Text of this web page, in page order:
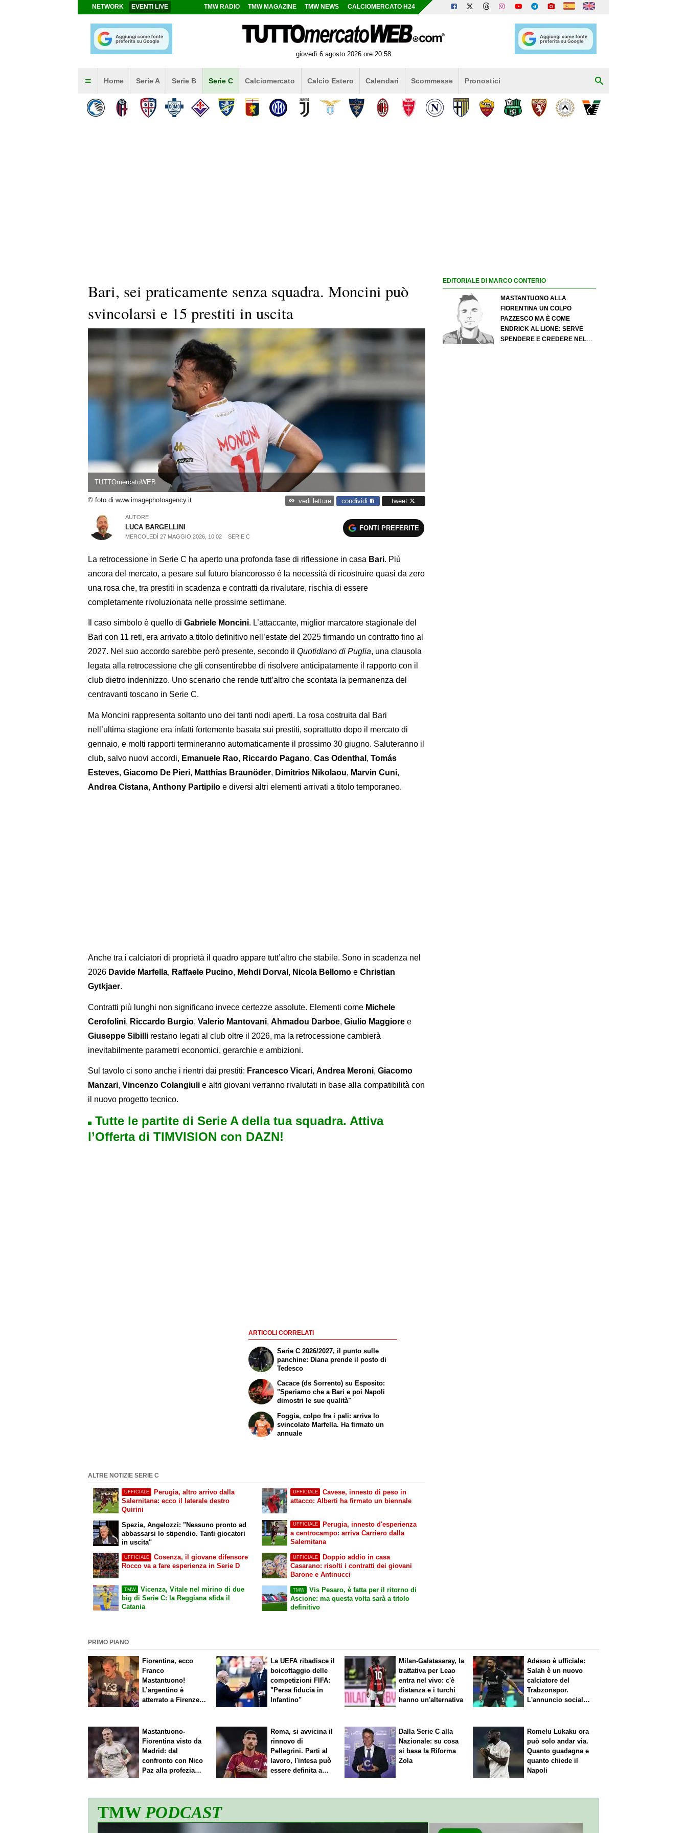
NETWORK EVENTI LIVE TMW RADIO TMW MAGAZINE TMW NEWS CALCIOMERCATO H24
giovedì 6 agosto 2026 ore 20:58
Home Serie A Serie B Serie C Calciomercato Calcio Estero Calendari Scommesse Pronostici
Bari, sei praticamente senza squadra. Moncini può
svincolarsi e 15 prestiti in uscita
TUTTOmercatoWEB
© foto di www.imagephotoagency.it vedi letture condividi tweet
AUTORE
LUCA BARGELLINI
MERCOLEDÌ 27 MAGGIO 2026, 10:02 SERIE C
FONTI PREFERITE
La retrocessione in Serie C ha aperto una profonda fase di riflessione in casa Bari. Più
ancora del mercato, a pesare sul futuro biancorosso è la necessità di ricostruire quasi da zero
una rosa che, tra prestiti in scadenza e contratti da rivalutare, rischia di essere
completamente rivoluzionata nelle prossime settimane.
Il caso simbolo è quello di Gabriele Moncini. L’attaccante, miglior marcatore stagionale del
Bari con 11 reti, era arrivato a titolo definitivo nell’estate del 2025 firmando un contratto fino al
2027. Nel suo accordo sarebbe però presente, secondo il Quotidiano di Puglia, una clausola
legata alla retrocessione che gli consentirebbe di risolvere anticipatamente il rapporto con il
club dietro indennizzo. Uno scenario che rende tutt’altro che scontata la permanenza del
centravanti toscano in Serie C.
Ma Moncini rappresenta soltanto uno dei tanti nodi aperti. La rosa costruita dal Bari
nell’ultima stagione era infatti fortemente basata sui prestiti, soprattutto dopo il mercato di
gennaio, e molti rapporti termineranno automaticamente il prossimo 30 giugno. Saluteranno il
club, salvo nuovi accordi, Emanuele Rao, Riccardo Pagano, Cas Odenthal , Tomás
Esteves, Giacomo De Pieri, Matthias Braunöder, Dimitrios Nikolaou, Marvin Cuni,
Andrea Cistana, Anthony Partipilo e diversi altri elementi arrivati a titolo temporaneo.
Anche tra i calciatori di proprietà il quadro appare tutt’altro che stabile. Sono in scadenza nel
2026 Davide Marfella, Raffaele Pucino, Mehdi Dorval , Nicola Bellomo e Christian
Gytkjaer.
Contratti più lunghi non significano invece certezze assolute. Elementi come Michele
Cerofolini, Riccardo Burgio, Valerio Mantovani, Ahmadou Darboe, Giulio Maggiore e
Giuseppe Sibilli restano legati al club oltre il 2026, ma la retrocessione cambierà
inevitabilmente parametri economici, gerarchie e ambizioni.
Sul tavolo ci sono anche i rientri dai prestiti: Francesco Vicari, Andrea Meroni, Giacomo
Manzari, Vincenzo Colangiuli e altri giovani verranno rivalutati in base alla compatibilità con
il nuovo progetto tecnico.
Tutte le partite di Serie A della tua squadra. Attiva
l’Offerta di TIMVISION con DAZN!
ARTICOLI CORRELATI
Serie C 2026/2027, il punto sulle
panchine: Diana prende il posto di
Tedesco
Cacace (ds Sorrento) su Esposito:
"Speriamo che a Bari e poi Napoli
dimostri le sue qualità"
Foggia, colpo fra i pali: arriva lo
svincolato Marfella. Ha firmato un
annuale
ALTRE NOTIZIE SERIE C
UFFICIALE
Perugia, altro arrivo dalla
Salernitana: ecco il laterale destro
Quirini
Spezia, Angelozzi: "Nessuno pronto ad
abbassarsi lo stipendio. Tanti giocatori
in uscita"
UFFICIALE
Cavese, innesto di peso in
attacco: Alberti ha firmato un biennale
UFFICIALE
Perugia, innesto d'esperienza
a centrocampo: arriva Carriero dalla
Salernitana
UFFICIALE
Cosenza, il giovane difensore
Rocco va a fare esperienza in Serie D
TMW
Vicenza, Vitale nel mirino di due
big di Serie C: la Reggiana sfida il
Catania
UFFICIALE
Doppio addio in casa
Casarano: risolti i contratti dei giovani
Barone e Antinucci
TMW
Vis Pesaro, è fatta per il ritorno di
Ascione: ma questa volta sarà a titolo
definitivo
EDITORIALE DI MARCO CONTERIO
MASTANTUONO ALLA
FIORENTINA UN COLPO
PAZZESCO MA È COME
ENDRICK AL LIONE: SERVE
SPENDERE E CREDERE NELLO
PRIMO PIANO
Fiorentina, ecco
Franco
Mastantuono!
L’argentino è
atterrato a Firenze,
La UEFA ribadisce il
boicottaggio delle
competizioni FIFA:
"Persa fiducia in
Infantino"
Milan-Galatasaray, la
trattativa per Leao
entra nel vivo: c'è
distanza e i turchi
hanno un'alternativa
Adesso è ufficiale:
Salah è un nuovo
calciatore del
Trabzonspor.
L'annuncio social
Mastantuono-
Fiorentina visto da
Madrid: dal
confronto con Nico
Paz alla profezia
Roma, si avvicina il
rinnovo di
Pellegrini. Parti al
lavoro, l'intesa può
essere definita a
Dalla Serie C alla
Nazionale: su cosa
si basa la Riforma
Zola
Romelu Lukaku ora
può solo andar via.
Quanto guadagna e
quanto chiede il
Napoli
TMWPODCAST